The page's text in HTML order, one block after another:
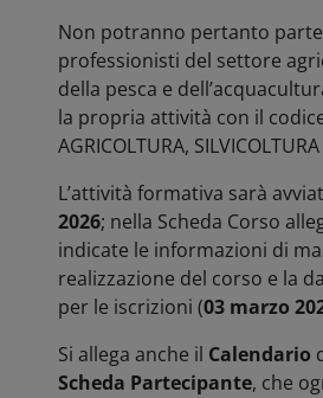
Non potranno pertanto
professionisti del settore
della pesca e
la propria attività con il
AGRICOLTURA, SILVICOLTURA
L’attività formativa sarà
2026; nella Scheda Corso
indicate le informazioni di
realizzazione del corso e la
per le iscrizioni (03 marzo
Si allega anche il Calendario
Scheda Partecipante, che